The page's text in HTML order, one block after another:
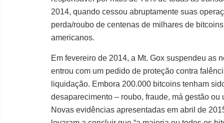
2014, quando cessou abruptamente suas
perda/roubo de centenas de milhares de
americanos.
Em fevereiro de 2014, a Mt. Gox suspendeu as
entrou com um pedido de proteção contra
liquidação. Embora 200.000 bitcoins tenham
desaparecimento – roubo, fraude, má gestão
Novas evidências apresentadas em abril de